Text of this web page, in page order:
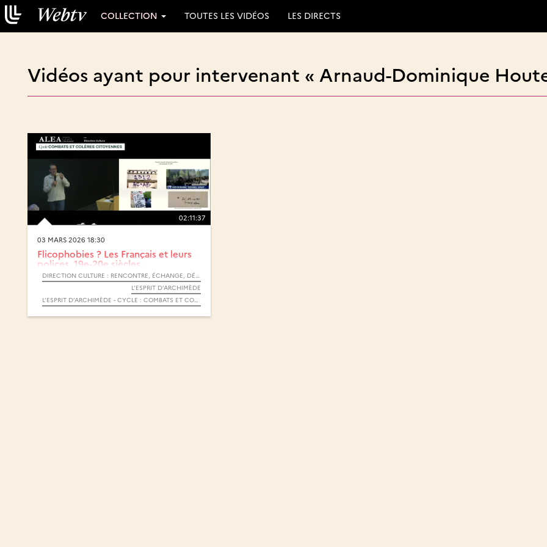
COLLECTION TOUTES LES VIDÉOS LES DIRECTS
Vidéos ayant pour intervenant « Arnaud-Dominique
02:11:37
03 MARS 2026 18:30
Flicophobies ? Les Français et leurs
polices, 19e-20e siècles
DIRECTION CULTURE : RENCONTRE, ÉCHANGE, DÉBAT
L’ESPRIT D’ARCHIMÈDE
L’ESPRIT D’ARCHIMÈDE - CYCLE : COMBATS ET COLÈRES CITOYENNES